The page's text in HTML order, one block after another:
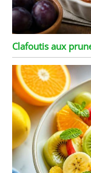
Clafoutis aux